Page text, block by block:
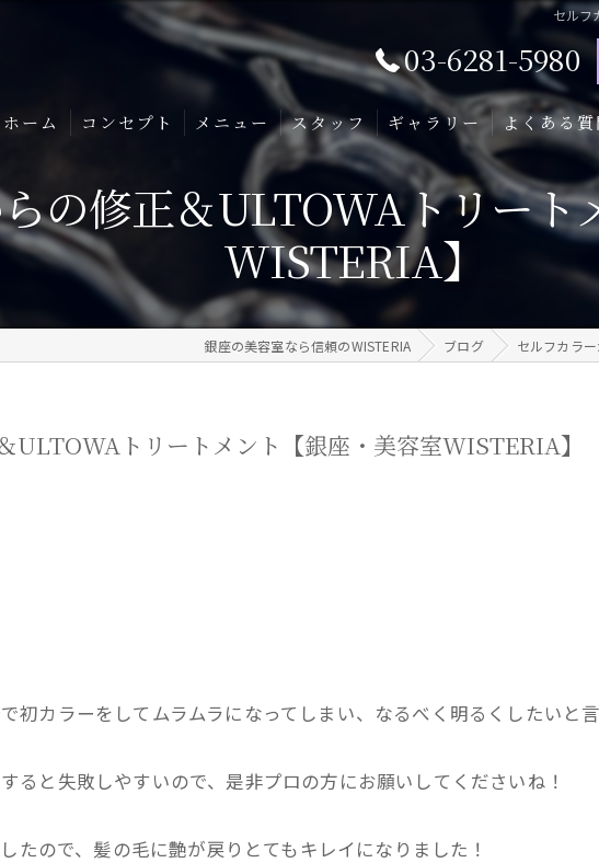
セルフ
03-6281-5980
ホーム コンセプト メニュー スタッフ ギャラリー よくある
の修正＆ULTOWAトリート
WISTERIA】
銀座の美容室なら信頼のWISTERIA ブログ セルフカラ
ULTOWAトリートメント【銀座・美容室WISTERIA】
初カラーをしてムラムラになってしまい、なるべく明るくしたいと
ると失敗しやすいので、是非プロの方にお願いしてくださいね！
たので、髪の毛に艶が戻りとてもキレイになりました！